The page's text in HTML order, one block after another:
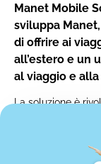
Manet Mobile
sviluppa
di offrire ai
all’estero e un
al viaggio e
La soluzione è
autonoleggi, tour
o provider di